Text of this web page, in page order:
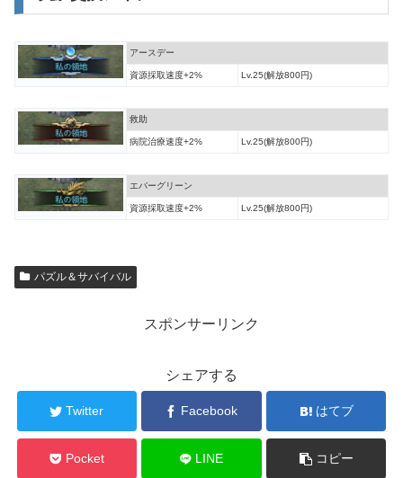
アースデー
資源採取速度+2% Lv.25(解放800円)
救助
病院治療速度+2% Lv.25(解放800円)
エバーグリーン
資源採取速度+2% Lv.25(解放800円)
パズル＆サバイバル
スポンサーリンク
シェアする
Twitter Facebook はてブ
Pocket LINE コピー